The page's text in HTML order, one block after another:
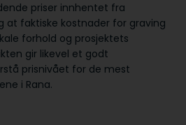
priser innhentet fra
at faktiske kostnader for graving
forhold og prosjektets
gir likevel et godt
prisnivået for de mest
i Rana.